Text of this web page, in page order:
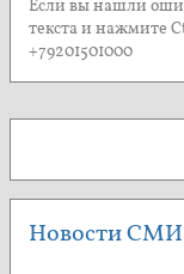
Если вы нашли
текста и нажмите
+79201501000
Новости